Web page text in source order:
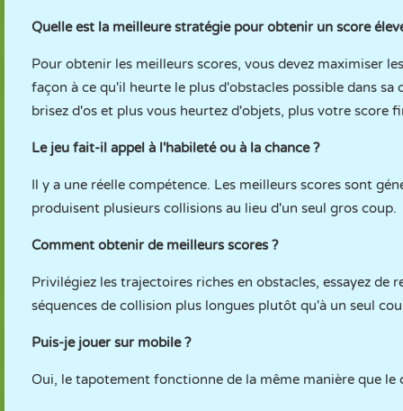
Quelle est la meilleure stratégie pour obtenir un score
Pour obtenir les meilleurs scores, vous devez maximiser
façon à ce qu'il heurte le plus d'obstacles possible dans sa
brisez d'os et plus vous heurtez d'objets, plus votre score
Le jeu fait-il appel à l'habileté ou à la chance ?
Il y a une réelle compétence. Les meilleurs scores sont
produisent plusieurs collisions au lieu d'un seul gros coup.
Comment obtenir de meilleurs scores ?
Privilégiez les trajectoires riches en obstacles, essayez de
séquences de collision plus longues plutôt qu'à un seul
Puis-je jouer sur mobile ?
Oui, le tapotement fonctionne de la même manière que